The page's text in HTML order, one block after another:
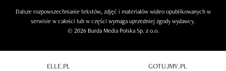
Dalsze rozpowszechnianie tekstów, zdjęć i materiałów wideo opublikowanych w
serwisie w całości lub w części wymaga uprzedniej zgody wydawcy.
© 2026 Burda Media Polska Sp. z o.o.
ELLE.PL
GOTUJMY.PL